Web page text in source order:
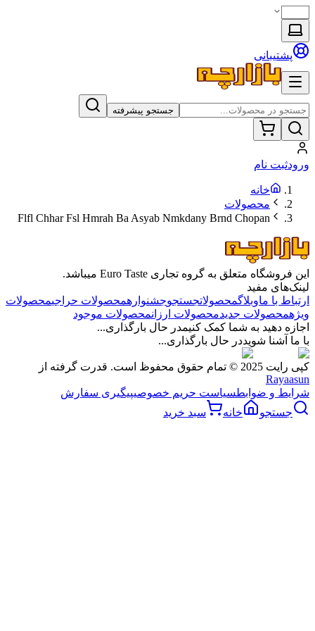
پشتیبانی
جستجو پیشرفته
ورودثبت نام
خانه
محصولات
Flfl Chhar Fsl Hmrah Ba Asyab Nmkdany Brnd Chopan
این فروشگاه متعلق به گروه تجاری Euro Taste میباشد.
لینک‌های مفید
ارتباط با ماوبلاگمحصولاتجستجوجشنوارهمحصولات حراجیمحصولات
ویژهمحصولات جدیدمحصولات ارزانمحصولات موجود
اجازه دهید به شما کمک کنیمدر حال بارگذاری...
با ما آشنا شویددر حال بارگذاری...
کپی رایت 2025 © تمام حقوق محفوظ است. قدرت گرفته از
Rayaasun
شرایط و ضوابطسیاست حریم خصوصیپیگیری سفارش
جستجو
خانه سبد خرید